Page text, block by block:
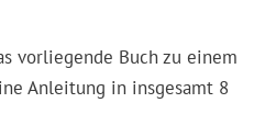
vorliegende Buch zu einem
Anleitung in insgesamt 8